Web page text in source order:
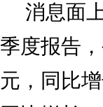
消息面
季度报告
元，同比